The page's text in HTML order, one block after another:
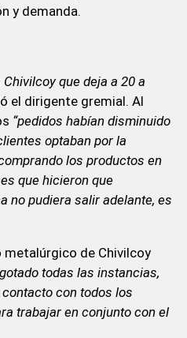
y demanda.
que deja a 20 a
el dirigente gremial. Al
“pedidos habían disminuido
optaban por la
los productos en
que hicieron que
no pudiera salir adelante, es
metalúrgico de Chivilcoy
todas las instancias,
con todos los
trabajar en conjunto con el